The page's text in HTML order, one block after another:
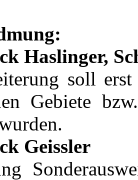
Haslinger,
soll
Gebiete
Geissler